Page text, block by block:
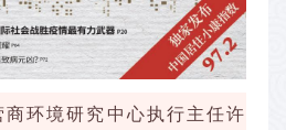
商环境研究中心执行主任许